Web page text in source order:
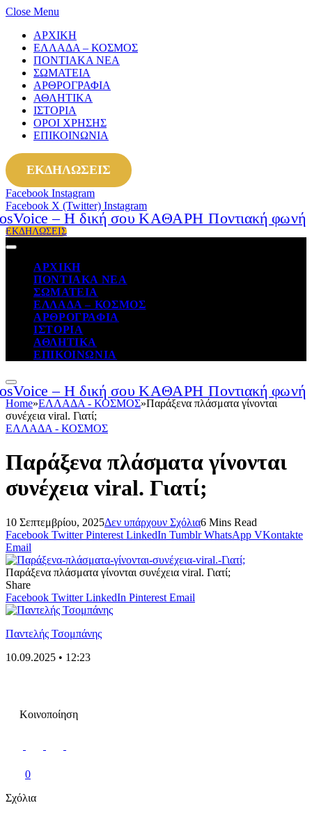
Close Menu
ΑΡΧΙΚΗ
ΕΛΛΑΔΑ – ΚΟΣΜΟΣ
ΠΟΝΤΙΑΚΑ ΝΕΑ
ΣΩΜΑΤΕΙΑ
ΑΡΘΡΟΓΡΑΦΙΑ
ΑΘΛΗΤΙΚΑ
ΙΣΤΟΡΙΑ
ΟΡΟΙ ΧΡΗΣΗΣ
ΕΠΙΚΟΙΝΩΝΙΑ
ΕΚΔΗΛΩΣΕΙΣ
Facebook Instagram
Facebook X (Twitter) Instagram
ΕΚΔΗΛΩΣΕΙΣ
ΑΡΧΙΚΗ
ΠΟΝΤΙΑΚΑ ΝΕΑ
ΣΩΜΑΤΕΙΑ
ΕΛΛΑΔΑ – ΚΟΣΜΟΣ
ΑΡΘΡΟΓΡΑΦΙΑ
ΙΣΤΟΡΙΑ
ΑΘΛΗΤΙΚΑ
ΕΠΙΚΟΙΝΩΝΙΑ
Home»ΕΛΛΑΔΑ - ΚΟΣΜΟΣ»Παράξενα πλάσματα γίνονται
συνέχεια viral. Γιατί;
ΕΛΛΑΔΑ - ΚΟΣΜΟΣ
Παράξενα πλάσματα γίνονται
συνέχεια viral. Γιατί;
10 Σεπτεμβρίου, 2025Δεν υπάρχουν Σχόλια6 Mins Read
Facebook Twitter Pinterest LinkedIn Tumblr WhatsApp VKontakte
Email
Παράξενα πλάσματα γίνονται συνέχεια viral. Γιατί;
Share
Facebook Twitter LinkedIn Pinterest Email
Παντελής Τσομπάνης
10.09.2025 • 12:23
Κοινοποίηση
0
Σχόλια